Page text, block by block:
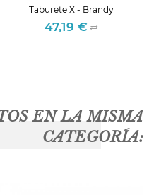
Taburete X - Brandy
Precio
47,19 €
EN LA MISMA
CATEGORÍA: